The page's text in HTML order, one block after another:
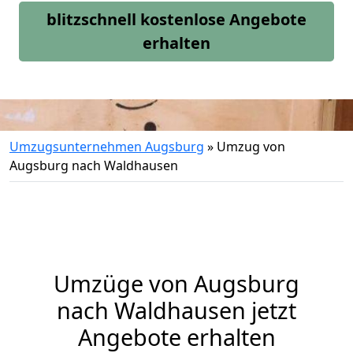
blitzschnell kostenlose Angebote
erhalten
Umzugsunternehmen Augsburg » Umzug von
Augsburg nach Waldhausen
Umzüge von Augsburg
nach Waldhausen jetzt
Angebote erhalten